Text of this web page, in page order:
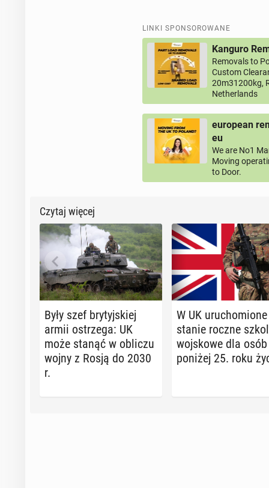
LINKI SPONSOROWANE
Kanguro
Removals to
Custom
20m31200kg,
Netherlands
european
eu
We are No1
Moving
to Door.
Czytaj więcej
Były szef bry­tyj­skiej
armii ostrze­ga: UK
może stanąć w obliczu
wojny z Rosją do 2030
r.
W UK
sta­nie roczne
woj­sko­we dla osób
poniżej 25. roku